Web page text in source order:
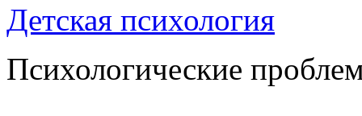
Детская психология
Психологические